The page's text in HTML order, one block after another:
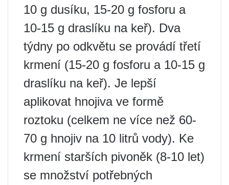
10 g dusíku, 15-20 g fosforu a
10-15 g draslíku na keř). Dva
týdny po odkvětu se provádí třetí
krmení (15-20 g fosforu a 10-15 g
draslíku na keř). Je lepší
aplikovat hnojiva ve formě
roztoku (celkem ne více než 60-
70 g hnojiv na 10 litrů vody). Ke
krmení starších pivoněk (8-10 let)
se množství potřebných